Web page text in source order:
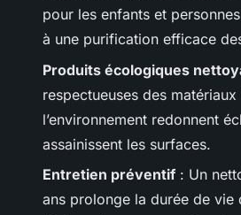
pour les enfants et
à une purification efficace
Produits écologiques
respectueuses des
l’environnement redonnent
assainissent les surfaces.
Entretien préventif : Un
ans prolonge la durée de vie